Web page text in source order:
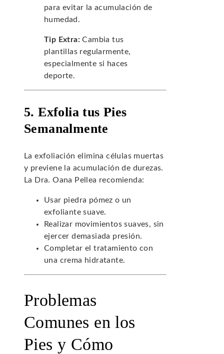
para evitar la acumulación de
humedad.
Tip Extra: Cambia tus
plantillas regularmente,
especialmente si haces
deporte.
5. Exfolia tus Pies
Semanalmente
La exfoliación elimina células muertas
y previene la acumulación de durezas.
La Dra. Oana Pellea recomienda:
Usar piedra pómez o un
exfoliante suave.
Realizar movimientos suaves, sin
ejercer demasiada presión.
Completar el tratamiento con
una crema hidratante.
Problemas
Comunes en los
Pies y Cómo